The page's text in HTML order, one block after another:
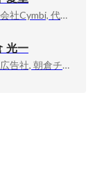
株式会社Cymbi, 代表取締役
光一
目黒広告社, 朝倉チーム／クリエイティブ・ディレクター